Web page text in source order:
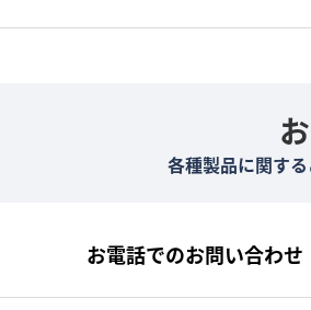
各種製品に関す
お電話でのお問い合わせ